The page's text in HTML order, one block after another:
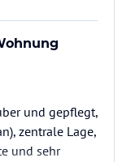
und gepflegt,
zentrale Lage,
und sehr